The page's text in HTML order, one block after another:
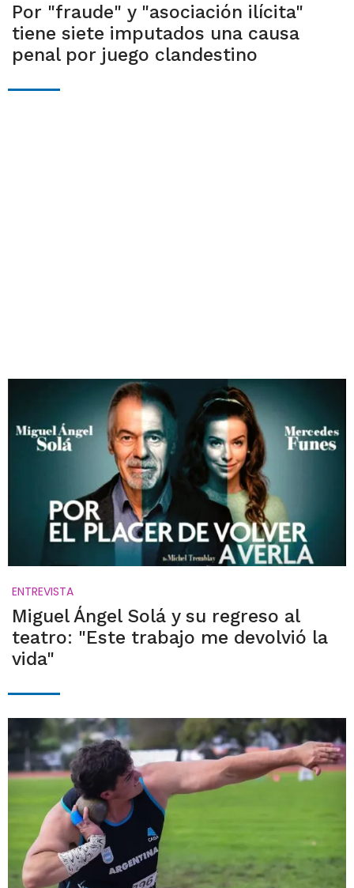
Por "fraude" y "asociación ilícita"
tiene siete imputados una causa
penal por juego clandestino
ENTREVISTA
Miguel Ángel Solá y su regreso al
teatro: "Este trabajo me devolvió la
vida"